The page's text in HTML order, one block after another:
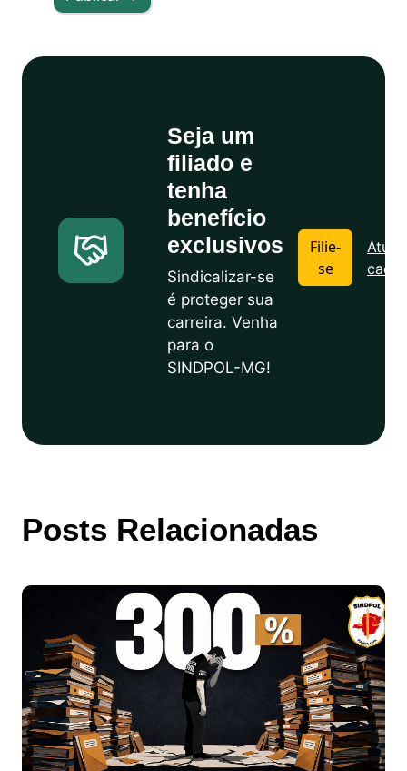
Seja um
filiado e
tenha
benefício
exclusivos
Sindicalizar-se
é proteger sua
carreira. Venha
para o
SINDPOL-MG!
Filie-
se
Posts Relacionadas